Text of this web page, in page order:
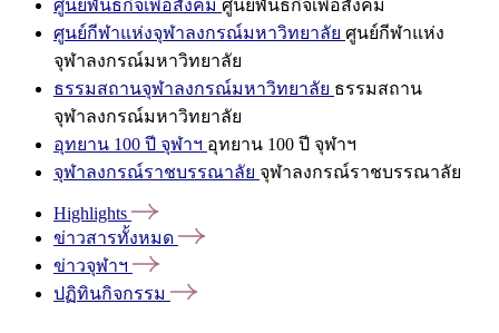
ศูนย์พันธกิจเพื่อสังคม ศูนย์พันธกิจเพื่อสังคม
ศูนย์กีฬาแห่งจุฬาลงกรณ์มหาวิทยาลัย ศูนย์กีฬาแห่ง
จุฬาลงกรณ์มหาวิทยาลัย
ธรรมสถานจุฬาลงกรณ์มหาวิทยาลัย ธรรมสถาน
จุฬาลงกรณ์มหาวิทยาลัย
อุทยาน 100 ปี จุฬาฯ อุทยาน 100 ปี จุฬาฯ
จุฬาลงกรณ์ราชบรรณาลัย จุฬาลงกรณ์ราชบรรณาลัย
Highlights
ข่าวสารทั้งหมด
ข่าวจุฬาฯ
ปฏิทินกิจกรรม